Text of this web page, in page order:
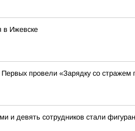
в Ижевске
провели «Зарядку со стражем
и девять сотрудников стали